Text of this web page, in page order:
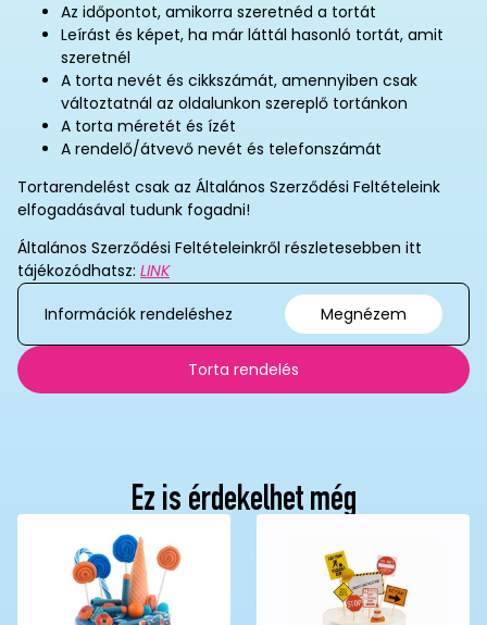
Az időpontot, amikorra szeretnéd a tortát
Leírást és képet, ha már láttál hasonló tortát, amit
szeretnél
A torta nevét és cikkszámát, amennyiben csak
változtatnál az oldalunkon szereplő tortánkon
A torta méretét és ízét
A rendelő/átvevő nevét és telefonszámát
Tortarendelést csak az Általános Szerződési Feltételeink
elfogadásával tudunk fogadni!
Általános Szerződési Feltételeinkről részletesebben itt
tájékozódhatsz: LINK
Információk rendeléshez
Megnézem
Torta rendelés
Ez is érdekelhet még